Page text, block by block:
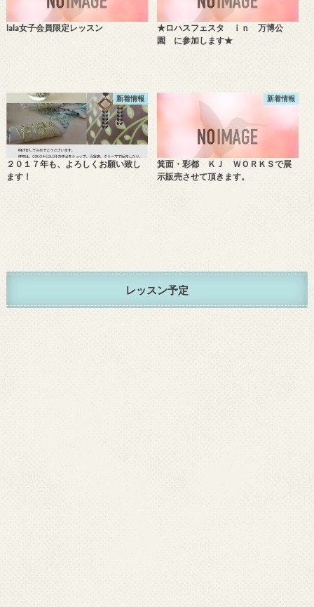
lala女子会員限定レッスン
★ロハスフェスタ ｉｎ 万博公
園 に参加します★
新着情報
２０１７年も、よろしくお願い致し
ます！
新着情報
箕面・彩都 ＫＪ ＷＯＲＫＳで展
示販売させて頂きます。
レッスン予定